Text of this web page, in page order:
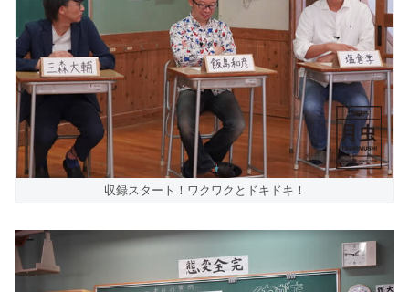
収録スタート！ワクワクとドキドキ！